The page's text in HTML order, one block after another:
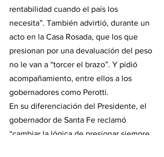
rentabilidad cuando el país los
necesita”. También advirtió, durante un
acto en la Casa Rosada, que los que
presionan por una devaluación del peso
no le van a “torcer el brazo”. Y pidió
acompañamiento, entre ellos a los
gobernadores como Perotti.
En su diferenciación del Presidente, el
gobernador de Santa Fe reclamó
“cambiar la lógica de presionar siempre